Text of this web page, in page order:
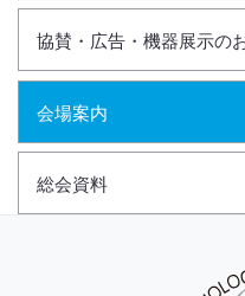
協賛・広告・機器展示の
会場案内
総会資料